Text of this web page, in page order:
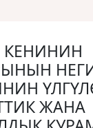
КЕНИНИН
ЖАНА